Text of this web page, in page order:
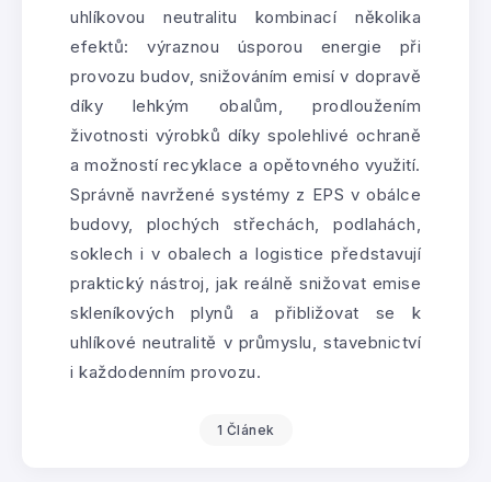
uhlíkovou neutralitu kombinací několika
efektů: výraznou úsporou energie při
provozu budov, snižováním emisí v dopravě
díky lehkým obalům, prodloužením
životnosti výrobků díky spolehlivé ochraně
a možností recyklace a opětovného využití.
Správně navržené systémy z EPS v obálce
budovy, plochých střechách, podlahách,
soklech i v obalech a logistice představují
praktický nástroj, jak reálně snižovat emise
skleníkových plynů a přibližovat se k
uhlíkové neutralitě v průmyslu, stavebnictví
i každodenním provozu.
1 Článek